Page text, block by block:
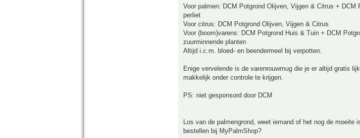
Voor palmen: DCM Potgrond Olijven, Vijgen & Citrus +
perliet
Voor citrus: DCM Potgrond Olijven, Vijgen & Citrus
Voor (boom)varens: DCM Potgrond Huis & Tuin + DCM
zuurminnende planten
Altijd i.c.m. bloed- en beendermeel bij verpotten.
Enige vervelende is de varenrouwmug die je er altijd gratis
makkelijk onder controle te krijgen.
PS: niet gesponsord door DCM
Los van de palmengrond, weet iemand of het nog de
bestellen bij MyPalmShop?